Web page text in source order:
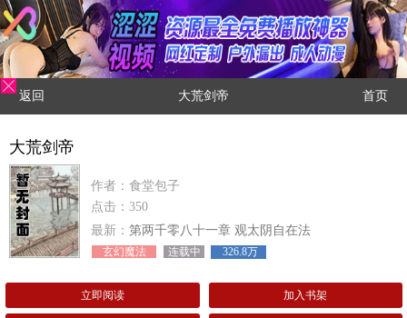
返回 大荒剑帝 首页
大荒剑帝
作者：食堂包子
点击：350
最新： 第两千零八十一章 观太阴自在法
玄幻魔法 连载中 326.8万
立即阅读 加入书架